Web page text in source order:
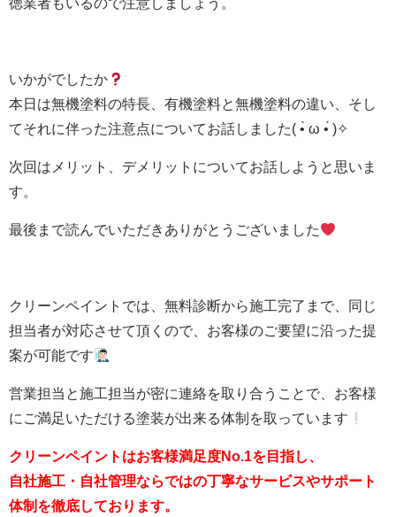
徳業者もいるので注意しましょう。
いかがでしたか
本日は無機塗料の特長、有機塗料と無機塗料の違い、そし
てそれに伴った注意点についてお話しました( •̀ ω •́ )✧
次回はメリット、デメリットについてお話しようと思いま
す。
最後まで読んでいただきありがとうございました
クリーンペイントでは、無料診断から施工完了まで、同じ
担当者が対応させて頂くので、お客様のご要望に沿った提
案が可能です
営業担当と施工担当が密に連絡を取り合うことで、お客様
にご満足いただける塗装が出来る体制を取っています
クリーンペイントはお客様満足度No.1を目指し、
自社施工・自社管理ならではの丁寧なサービスやサポート
体制を徹底しております。